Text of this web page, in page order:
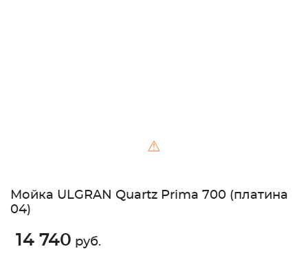
⚠
Мойка ULGRAN Quartz Prima 700 (платина
04)
14 740 руб.